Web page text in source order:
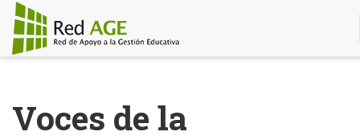
contenido
principal
Voces de la